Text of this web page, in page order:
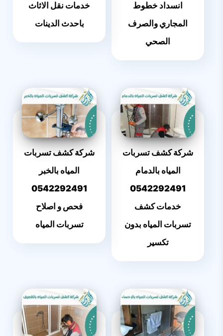
انسداد خطوط
المجاري والصرف
الصحي
خدمات نقل الاثاث
باحدث الدينات
شركة كشف تسربات
المياه بالدمام
0542292491
خدمات كشف
تسربات المياه بدون
تكسير
شركة كشف تسربات
المياه بالخبر
0542292491
فحص و اصلاح
تسربات المياه